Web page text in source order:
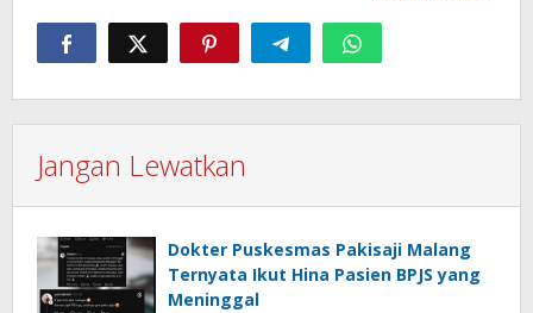
Jangan Lewatkan
Dokter Puskesmas Pakisaji Malang
Ternyata Ikut Hina Pasien BPJS yang
Meninggal